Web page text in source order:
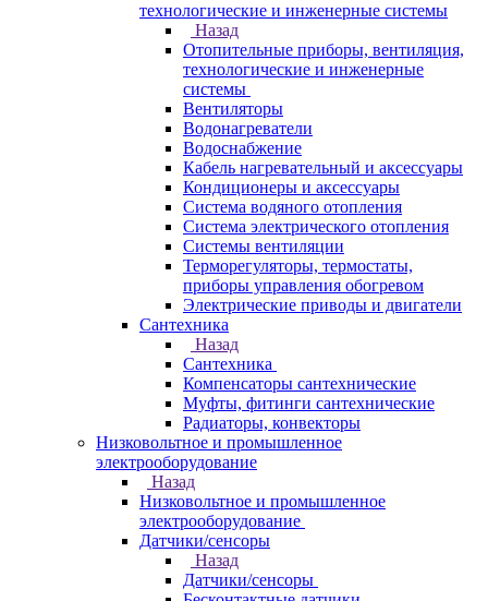
технологические и инженерные системы
Назад
Отопительные приборы, вентиляция,
технологические и инженерные
системы
Вентиляторы
Водонагреватели
Водоснабжение
Кабель нагревательный и аксессуары
Кондиционеры и аксессуары
Система водяного отопления
Система электрического отопления
Системы вентиляции
Терморегуляторы, термостаты,
приборы управления обогревом
Электрические приводы и двигатели
Сантехника
Назад
Сантехника
Компенсаторы сантехнические
Муфты, фитинги сантехнические
Радиаторы, конвекторы
Низковольтное и промышленное
электрооборудование
Назад
Низковольтное и промышленное
электрооборудование
Датчики/сенсоры
Назад
Датчики/сенсоры